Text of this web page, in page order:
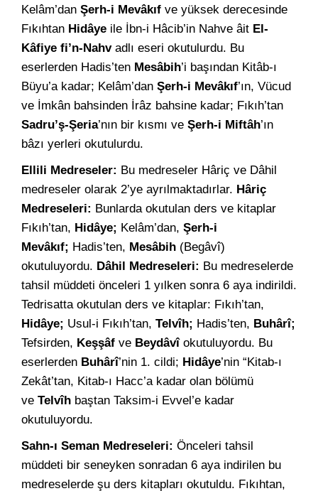
Kelâm’dan Şerh-i Mevâkıf ve yüksek derecesinde
Fıkıhtan Hidâye ile İbn-i Hâcib’in Nahve âit El-
Kâfiye fi’n-Nahvadlı eseri okutulurdu. Bu
eserlerden Hadis’ten Mesâbih’i başından Kitâb-ı
Büyu’a kadar; Kelâm’dan Şerh-i Mevâkıf’ın, Vücud
ve İmkân bahsinden İrâz bahsine kadar; Fıkıh’tan
Sadru’ş-Şeria’nın bir kısmı ve Şerh-i Miftâh’ın
bâzı yerleri okutulurdu.
Ellili Medreseler: Bu medreseler Hâriç ve Dâhil
medreseler olarak 2’ye ayrılmaktadırlar. Hâriç
Medreseleri: Bunlarda okutulan ders ve kitaplar
Fıkıh’tan, Hidâye; Kelâm’dan, Şerh-i
Mevâkıf; Hadis’ten, Mesâbih (Begâvî)
okutuluyordu. Dâhil Medreseleri: Bu medreselerde
tahsil müddeti önceleri 1 yılken sonra 6 aya indirildi.
Tedrisatta okutulan ders ve kitaplar: Fıkıh’tan,
Hidâye; Usul-i Fıkıh’tan, Telvîh; Hadis’ten, Buhârî;
Tefsirden, Keşşâf ve Beydâvî okutuluyordu. Bu
eserlerden Buhârî’nin 1. cildi; Hidâye’nin “Kitab-ı
Zekât’tan, Kitab-ı Hacc’a kadar olan bölümü
ve Telvîh baştan Taksim-i Evvel’e kadar
okutuluyordu.
Sahn-ı Seman Medreseleri: Önceleri tahsil
müddeti bir seneyken sonradan 6 aya indirilen bu
medreselerde şu ders kitapları okutuldu. Fıkıhtan,